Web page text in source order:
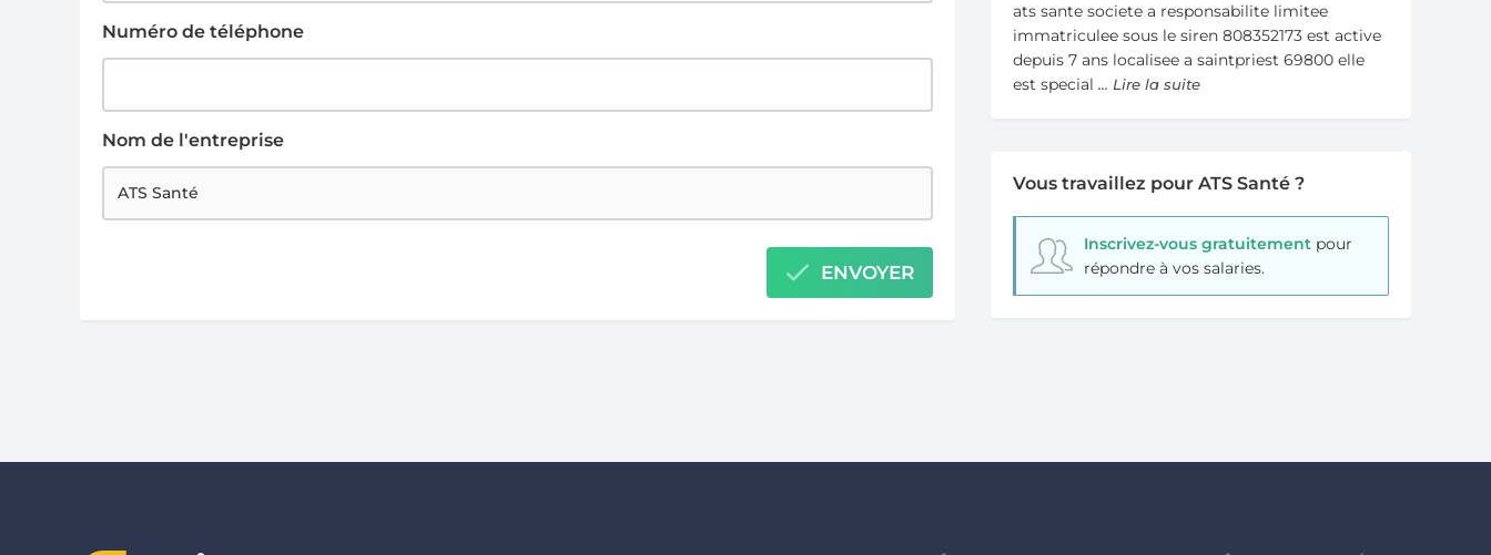
Numéro de téléphone
Nom de l'entreprise
ENVOYER
ats sante societe a responsabilite limitee
immatriculee sous le siren 808352173 est active
depuis 7 ans localisee a saintpriest 69800 elle
est special ... Lire la suite
Vous travaillez pour ATS Santé ?
Inscrivez-vous gratuitementpour
répondre à vos salaries.